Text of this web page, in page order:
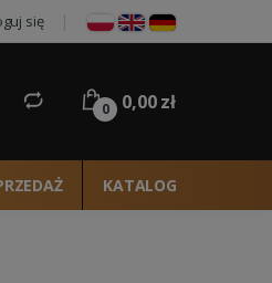
się
0 0,00 zł
KATALOG 2026